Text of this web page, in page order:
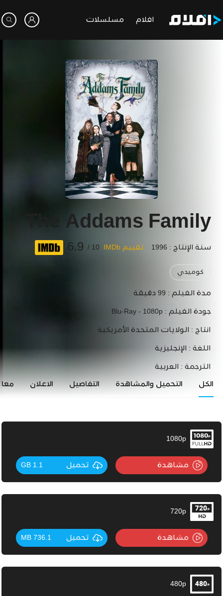
افلام مسلسلات
The Addams Family
سنة الإنتاج : 1996 تقييم IMDb 10 /
6.9
كوميدي
مدة الفيلم : 99 دقيقة
جودة الفيلم : Blu-Ray - 1080p
انتاج : الولايات المتحدة الأمريكية
اللغة : الإنجليزية
الترجمة : العربية
الكل التحميل والمشاهدة التفاصيل الاعلان
1080p
مشاهدة تحميل 1.1 GB
720p
مشاهدة تحميل 736.1 MB
480p